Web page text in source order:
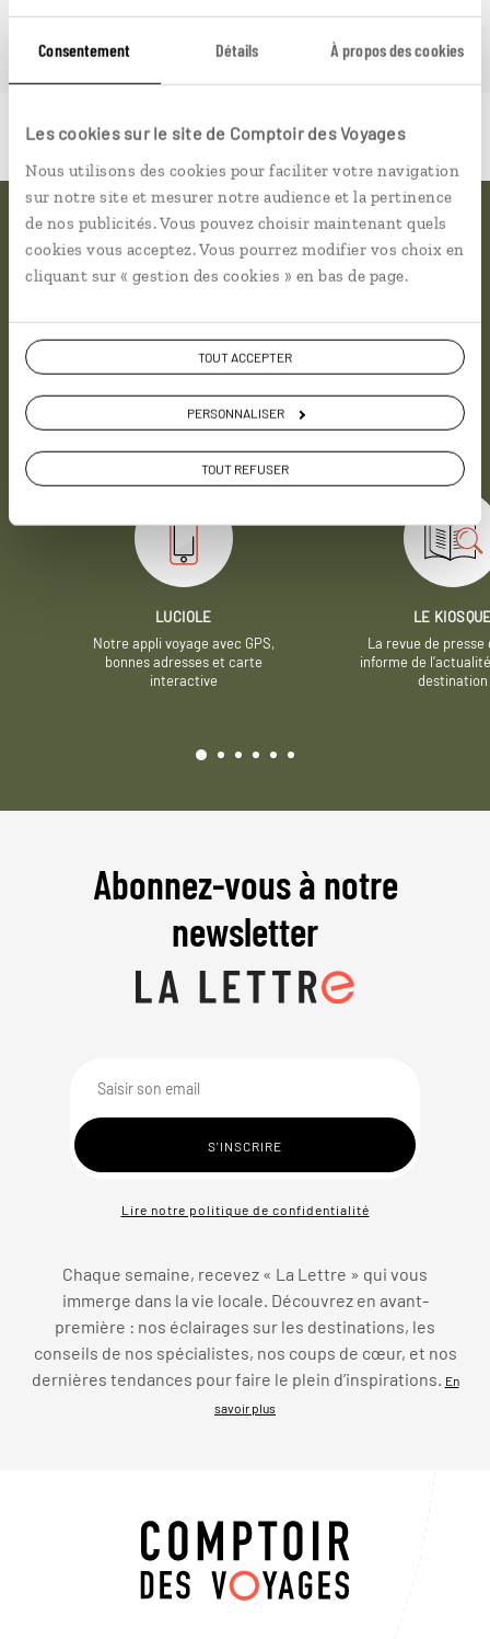
Consentement Détails À propos des cookies
Les cookies sur le site de Comptoir des Voyages
Nous utilisons des cookies pour faciliter votre navigation
sur notre site et mesurer notre audience et la pertinence
de nos publicités. Vous pouvez choisir maintenant quels
cookies vous acceptez. Vous pourrez modifier vos choix en
cliquant sur « gestion des cookies » en bas de page.
TOUT ACCEPTER
PERSONNALISER
TOUT REFUSER
Pourquoi voyager avec
Soyons honnête, nous ne sommes pas les seuls
avons quelques atouts qui font
LUCIOLE
Notre appli voyage avec GPS,
bonnes adresses et carte
interactive
LE
La revue de presse
informe de
destination
Abonnez-vous à notre
newsletter
Lire notre politique de confidentialité
Chaque semaine, recevez « La Lettre » qui vous
immerge dans la vie locale. Découvrez en avant-
première : nos éclairages sur les destinations, les
conseils de nos spécialistes, nos coups de cœur, et nos
dernières tendances pour faire le plein d’inspirations. En
savoir plus